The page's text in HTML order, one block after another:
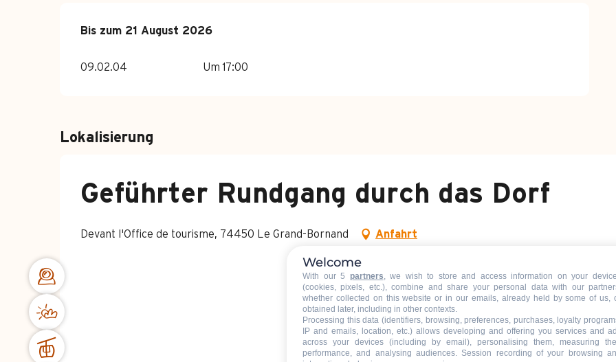
vom4 Juli 2026bis zum
Bis zum 21 August 2026
09.02.04 Um 17:00
Lokalisierung
Geführter Rundgang durch das Dorf
Devant l'Office de tourisme, 74450 Le Grand-Bornand Anfahrt
Welcome
With our 5 partners, we wish to store and access information on your
(cookies, pixels, etc.), combine and share your personal data with our
whether collected on this website or in our emails, already held by some of us,
obtained later, including in other contexts.
Processing this data (identifiers, browsing, preferences, purchases, loyalty
IP and emails, location, etc.) allows developing and offering you services and
across your devices (including by email), personalising them, measuring
performance, and analysing audiences. Session recording of your browsing